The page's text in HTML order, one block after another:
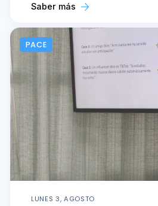
Saber más
PACE
LUNES 3, AGOSTO